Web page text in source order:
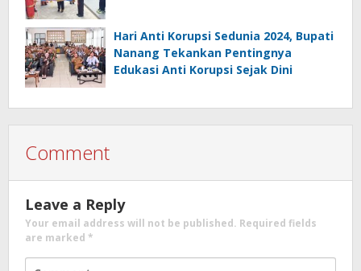
Hari Anti Korupsi Sedunia 2024, Bupati
Nanang Tekankan Pentingnya
Edukasi Anti Korupsi Sejak Dini
Comment
Leave a Reply
Your email address will not be published. Required fields
are marked *